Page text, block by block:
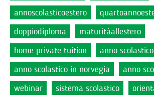
annoscolasticoestero
doppiodiploma
maturitàallestero
home private tuition
anno
anno scolastico in norvegia
anno
webinar
sistema scolastico